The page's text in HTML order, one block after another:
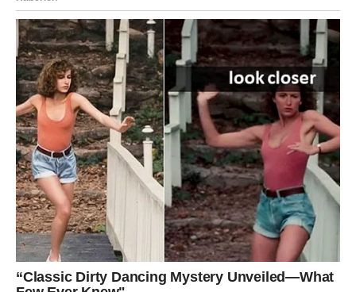
ponovo kuca, a svaki otkucaj piše novu pjesmu – onu
koja nije samo melodija, već duboko emocionalni izraz
borbe za život. Njegova posvećenost muzici i načinu na
koji ona može dodirnuti živote drugih čini ga posebnim,
a njegov oporavak inspiracijom za sve nas.